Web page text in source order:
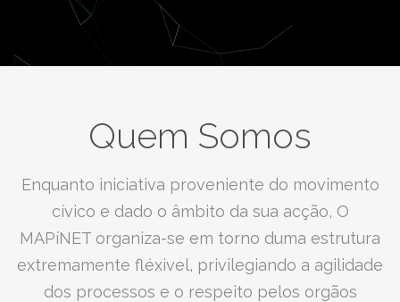
Quem Somos
Enquanto iniciativa proveniente do movimento
cívico e dado o âmbito da sua acção, O
MAPíNET organiza-se em torno duma estrutura
extremamente fléxivel, privilegiando a agilidade
dos processos e o respeito pelos orgãos